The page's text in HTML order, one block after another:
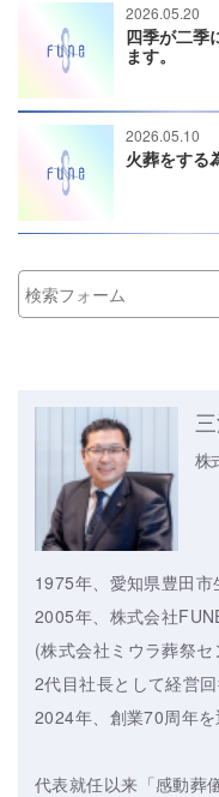
2026.05.20
四季が二季
ます。
2026.05.10
火葬をする
株
1975年、愛知県豊田市
2005年、株式会社
(株式会社ミウラ葬祭
2代目社長として経営
2024年、創業70周年を
代表就任以来「感動葬